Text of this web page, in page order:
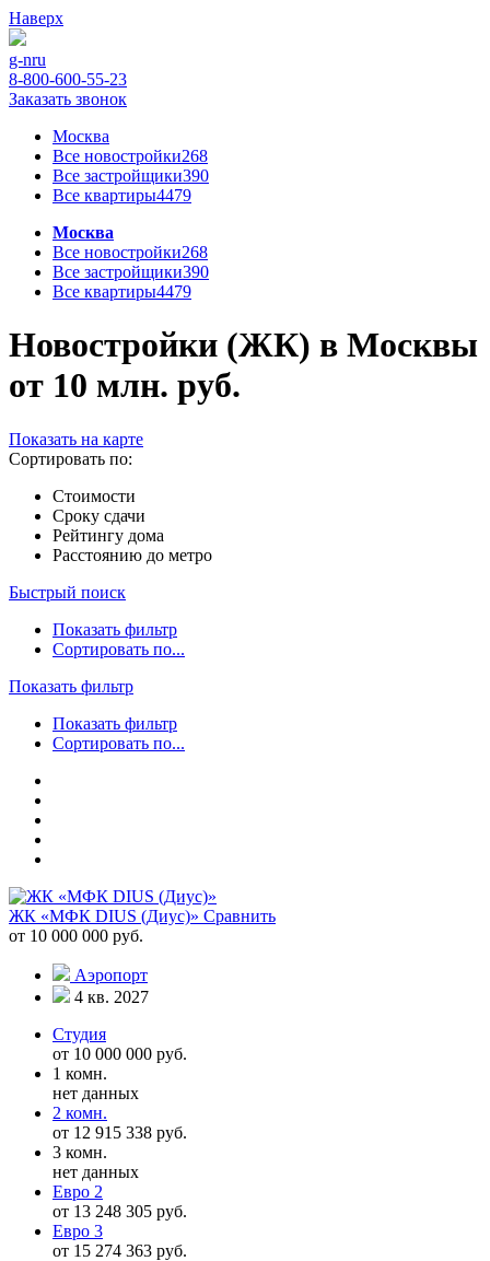
Наверх
g-nru
8-800-600-55-23
Заказать звонок
Москва
Все новостройки268
Все застройщики390
Все квартиры4479
Москва
Все новостройки268
Все застройщики390
Все квартиры4479
Новостройки (ЖК) в Москвы
от 10 млн. руб.
Показать на карте
Сортировать по:
Стоимости
Сроку сдачи
Рейтингу дома
Расстоянию до метро
Быстрый поиск
Показать фильтр
Сортировать по...
Показать фильтр
Показать фильтр
Сортировать по...
ЖК «МФК DIUS (Диус)» Сравнить
от 10 000 000 руб.
Аэропорт
4 кв. 2027
Студия
от 10 000 000 руб.
1 комн.
нет данных
2 комн.
от 12 915 338 руб.
3 комн.
нет данных
Евро 2
от 13 248 305 руб.
Евро 3
от 15 274 363 руб.